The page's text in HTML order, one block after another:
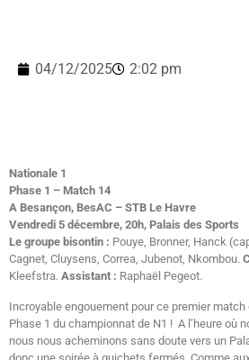
04/12/2025 2:02 pm
Nationale 1
Phase 1 – Match 14
A Besançon, BesAC – STB Le Havre
Vendredi 5 décembre, 20h, Palais des Sports
Le groupe bisontin : Pouye, Bronner, Hanck
Cagnet, Cluysens, Correa, Jubenot, Nkombou.
Kleefstra. Assistant : Raphaël Pegeot.
Incroyable engouement pour ce premier match
Phase 1 du championnat de N1 ! A l’heure où
nous nous acheminons sans doute vers un